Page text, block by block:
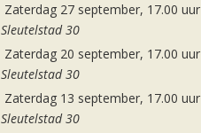
Zaterdag 27 september, 17.00 uur
Sleutelstad 30
Zaterdag 20 september, 17.00 uur
Sleutelstad 30
Zaterdag 13 september, 17.00 uur
Sleutelstad 30